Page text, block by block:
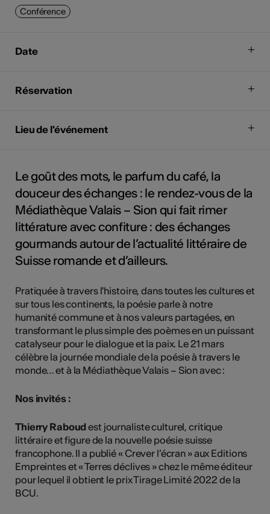
Conférence
Date
Réservation
Lieu de l'événement
Le goût des mots, le parfum du café, la
douceur des échanges : le rendez-vous de la
Médiathèque Valais – Sion qui fait rimer
littérature avec confiture : des échanges
gourmands autour de l’actualité littéraire de
Suisse romande et d’ailleurs.
Pratiquée à travers l'histoire, dans toutes les cultures et
sur tous les continents, la poésie parle à notre
humanité commune et à nos valeurs partagées, en
transformant le plus simple des poèmes en un puissant
catalyseur pour le dialogue et la paix. Le 21 mars
célèbre la journée mondiale de la poésie à travers le
monde… et à la Médiathèque Valais – Sion avec :
Nos invités :
Thierry Raboudest journaliste culturel, critique
littéraire et figure de la nouvelle poésie suisse
francophone. Il a publié « Crever l’écran » aux Editions
Empreintes et « Terres déclives » chez le même éditeur
pour lequel il obtient le prix Tirage Limité 2022 de la
BCU.